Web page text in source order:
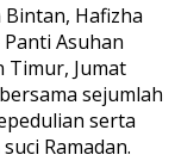
Bintan, Hafizha
Asuhan
Timur, Jumat
sejumlah
serta
Ramadan.